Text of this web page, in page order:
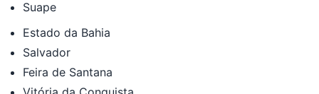
Suape
Estado da Bahia
Salvador
Feira de Santana